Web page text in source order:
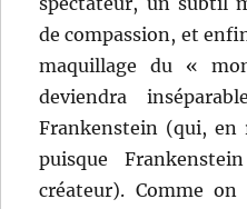
de compassion, et
maquillage du «
deviendra
Frankenstein (qui, en
puisque
créateur). Comme